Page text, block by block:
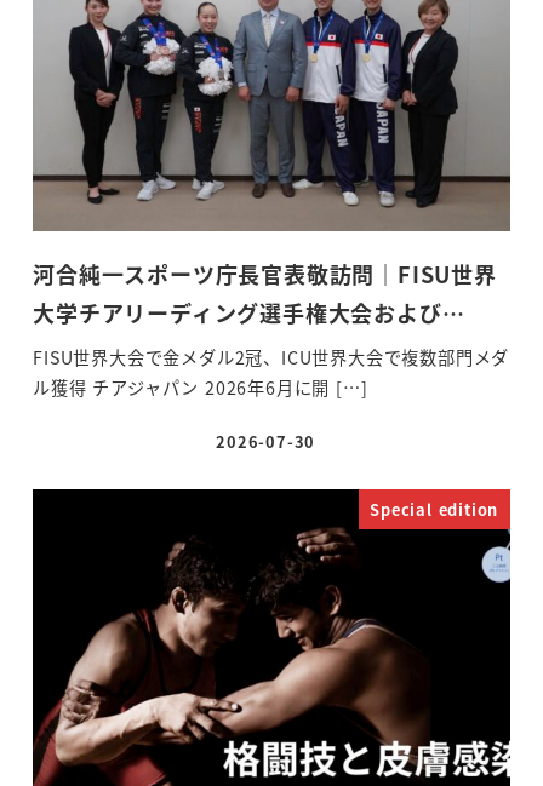
河合純一スポーツ庁長官表敬訪問｜FISU世界
大学チアリーディング選手権大会および…
FISU世界大会で金メダル2冠、ICU世界大会で複数部門メダ
ル獲得 チアジャパン 2026年6月に開 […]
投稿日
2026-07-30
Special edition